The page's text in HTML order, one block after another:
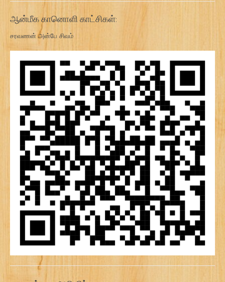
ஆன்மீக கானொளி காட்சிகள்:
சரவணன் அன்பே சிவம்